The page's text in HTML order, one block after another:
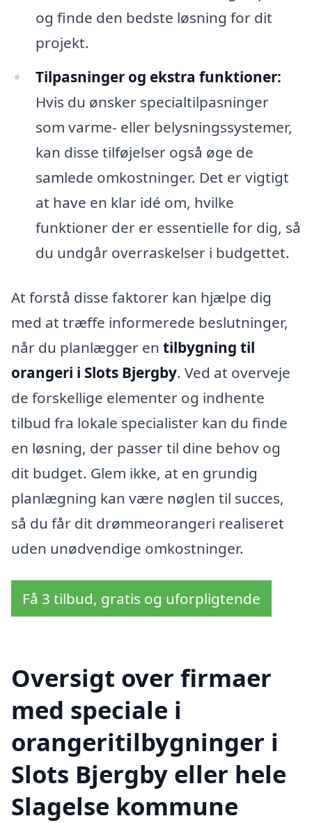
og finde den bedste løsning for dit
projekt.
Tilpasninger og ekstra funktioner:
Hvis du ønsker specialtilpasninger
som varme- eller belysningssystemer,
kan disse tilføjelser også øge de
samlede omkostninger. Det er vigtigt
at have en klar idé om, hvilke
funktioner der er essentielle for dig, så
du undgår overraskelser i budgettet.
At forstå disse faktorer kan hjælpe dig
med at træffe informerede beslutninger,
når du planlægger en tilbygning til
orangeri i Slots Bjergby. Ved at overveje
de forskellige elementer og indhente
tilbud fra lokale specialister kan du finde
en løsning, der passer til dine behov og
dit budget. Glem ikke, at en grundig
planlægning kan være nøglen til succes,
så du får dit drømmeorangeri realiseret
uden unødvendige omkostninger.
Få 3 tilbud, gratis og uforpligtende
Oversigt over firmaer
med speciale i
orangeritilbygninger i
Slots Bjergby eller hele
Slagelse kommune